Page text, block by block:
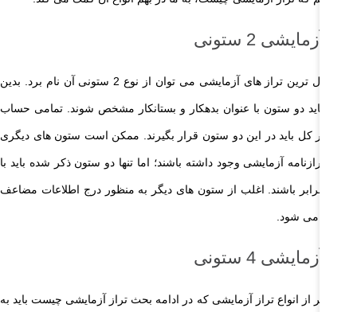
آزمایشی 2 ستونی
از متداول ترین تراز های آزمایشی می توان از نوع 2 ستونی آن نام برد. بدین
باید دو ستون با عنوان بدهکار و بستانکار مشخص شوند. تمامی حساب
دفتر کل باید در این دو ستون قرار بگیرند. ممکن است ستون های دیگری
یک ترازنامه آزمایشی وجود داشته باشند؛ اما تنها دو ستون ذکر شده باید با
برابر باشند. اغلب از ستون های دیگر به منظور درج اطلاعات مضاعف
می شود.
آزمایشی 4 ستونی
دیگر از انواع تراز آزمایشی که در ادامه بحث تراز آزمایشی چیست باید به